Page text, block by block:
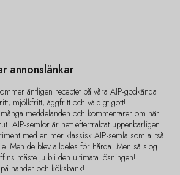
annonslänkar
äntligen receptet på våra AIP-godkända
mjölkfritt, äggfritt och väldigt gott!
meddelanden och kommentarer om när
AIP-semlor är hett eftertraktat uppenbarligen.
med en mer klassisk AIP-semla som alltså
Men de blev alldeles för hårda. Men så slog
måste ju bli den ultimata lösningen!
händer och köksbänk!